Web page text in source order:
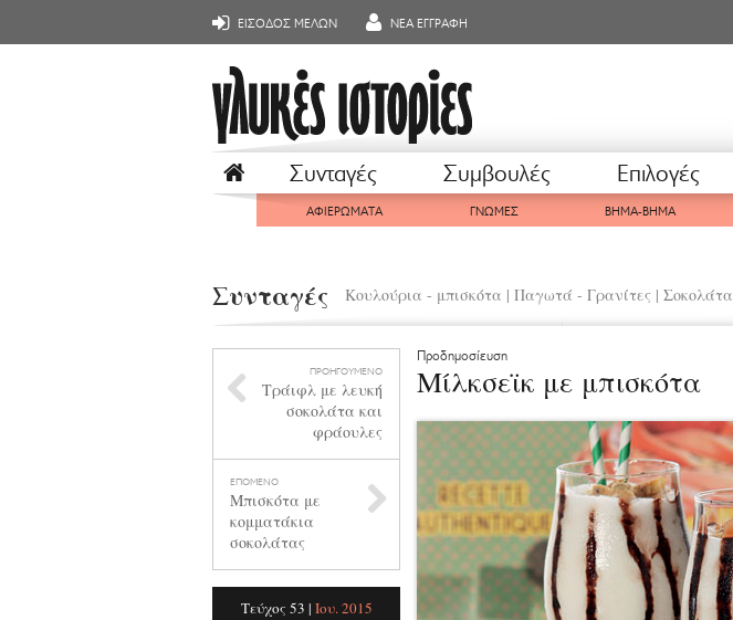
ΕΙΣΟΔΟΣ ΜΕΛΩΝ ΝΕΑ ΕΓΓΡΑΦΗ
Συνταγές Συμβουλές Επιλογές
ΑΦΙΕΡΩΜΑΤΑ ΓΝΩΜΕΣ ΒΗΜΑ-ΒΗΜΑ
Συνταγές Κουλούρια - μπισκότα | Παγωτά - Γρανίτες | Σοκολάτα
ΠΡΟΗΓΟΥΜΕΝΟ
Τράιφλ με λευκή
σοκολάτα και
φράουλες
ΕΠΟΜΕΝΟ
Μπισκότα με
κομματάκια
σοκολάτας
Τεύχος 53 | Ιου. 2015
Προδημοσίευση
Μίλκσεϊκ με μπισκότα